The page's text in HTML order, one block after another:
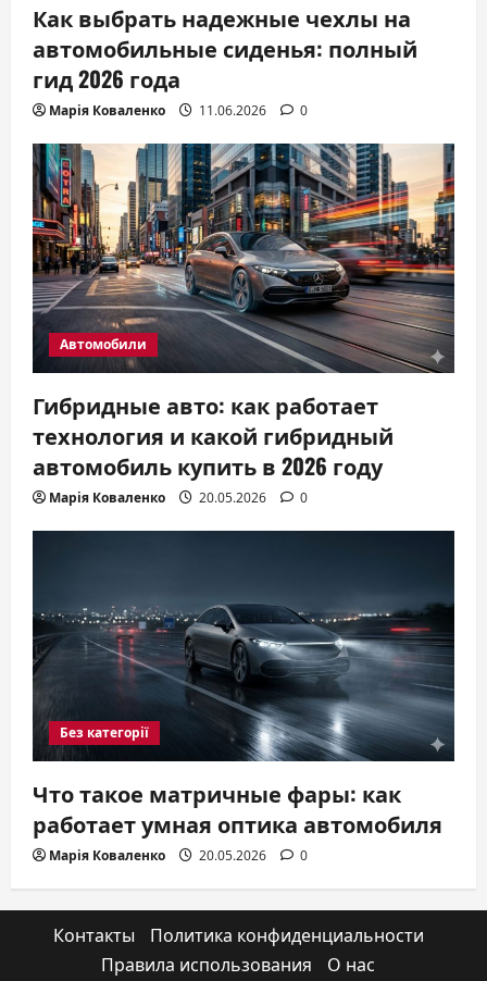
Как выбрать надежные чехлы на
автомобильные сиденья: полный
гид 2026 года
Марія Коваленко 11.06.2026 0
Автомобили
Гибридные авто: как работает
технология и какой гибридный
автомобиль купить в 2026 году
Марія Коваленко 20.05.2026 0
Без категорії
Что такое матричные фары: как
работает умная оптика автомобиля
Марія Коваленко 20.05.2026 0
Контакты
Политика конфиденциальности
Правила использования
О нас